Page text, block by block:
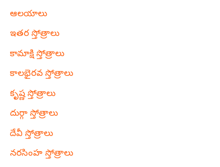
ఆలయాలు
ఇతర స్తోత్రాలు
కామాక్షి స్తోత్రాలు
కాలభైరవ స్తోత్రాలు
కృష్ణ స్తోత్రాలు
దుర్గా స్తోత్రాలు
దేవీ స్తోత్రాలు
నరసింహ స్తోత్రాలు